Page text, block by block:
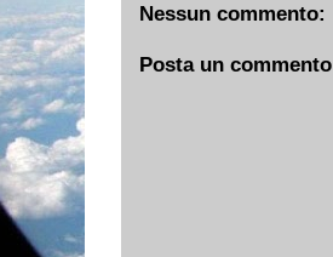
Nessun commento:
Posta un commento